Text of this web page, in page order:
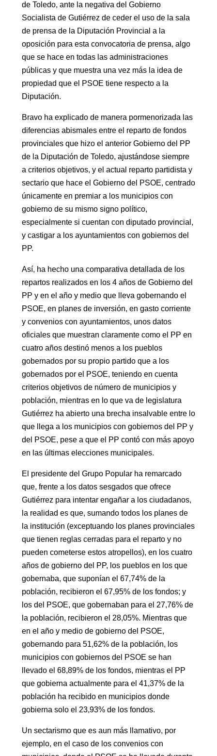
de Toledo, ante la negativa del Gobierno
Socialista de Gutiérrez de ceder el uso de la sala
de prensa de la Diputación Provincial a la
oposición para esta convocatoria de prensa, algo
que se hace en todas las administraciones
públicas y que muestra una vez más la idea de
propiedad que el PSOE tiene respecto a la
Diputación.
Bravo ha explicado de manera pormenorizada las
diferencias abismales entre el reparto de fondos
provinciales que hizo el anterior Gobierno del PP
de la Diputación de Toledo, ajustándose siempre
a criterios objetivos, y el actual reparto partidista y
sectario que hace el Gobierno del PSOE, centrado
únicamente en premiar a los municipios con
gobierno de su mismo signo político,
especialmente si cuentan con diputado provincial,
y castigar a los ayuntamientos con gobiernos del
PP.
Así, ha hecho una comparativa detallada de los
repartos realizados en los 4 años de Gobierno del
PP y en el año y medio que lleva gobernando el
PSOE, en planes de inversión, en gasto corriente
y convenios con ayuntamientos, unos datos
oficiales que muestran claramente como el PP en
cuatro años destinó menos a los pueblos
gobernados por su propio partido que a los
gobernados por el PSOE, teniendo en cuenta
criterios objetivos de número de municipios y
población, mientras en lo que va de legislatura
Gutiérrez ha abierto una brecha insalvable entre lo
que llega a los municipios con gobiernos del PP y
del PSOE, pese a que el PP contó con más apoyo
en las últimas elecciones municipales.
El presidente del Grupo Popular ha remarcado
que, frente a los datos sesgados que ofrece
Gutiérrez para intentar engañar a los ciudadanos,
la realidad es que, sumando todos los planes de
la institución (exceptuando los planes provinciales
que tienen reglas cerradas para el reparto y no
pueden cometerse estos atropellos), en los cuatro
años de gobierno del PP, los pueblos en los que
gobernaba, que suponían el 67,74% de la
población, recibieron el 67,95% de los fondos; y
los del PSOE, que gobernaban para el 27,76% de
la población, recibieron el 28,05%. Mientras que
en el año y medio de gobierno del PSOE,
gobernando para 51,62% de la población, los
municipios con gobiernos del PSOE se han
llevado el 68,89% de los fondos, mientras el PP
que gobierna actualmente para el 41,37% de la
población ha recibido en municipios donde
gobierna solo el 23,93% de los fondos.
Un sectarismo que es aun más llamativo, por
ejemplo, en el caso de los convenios con